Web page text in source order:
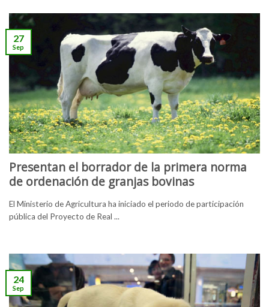
Presentan el borrador de la primera norma
de ordenación de granjas bovinas
El Ministerio de Agricultura ha iniciado el periodo de participación
pública del Proyecto de Real ...
27
Sep
24
Sep